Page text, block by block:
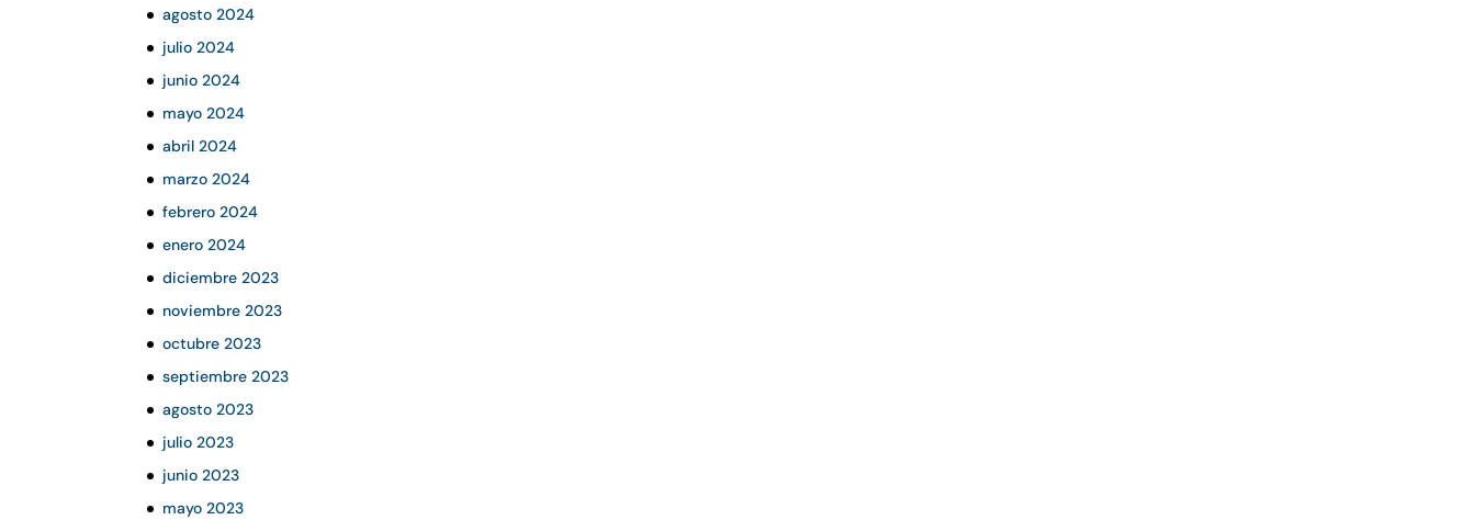
agosto 2024
julio 2024
junio 2024
mayo 2024
abril 2024
marzo 2024
febrero 2024
enero 2024
diciembre 2023
noviembre 2023
octubre 2023
septiembre 2023
agosto 2023
julio 2023
junio 2023
mayo 2023